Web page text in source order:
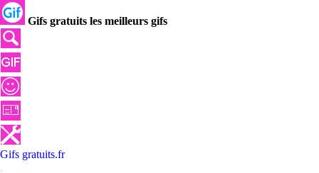
Gifs gratuits les meilleurs gifs
Gifs gratuits.fr